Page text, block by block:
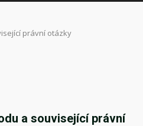
právní otázky
a související právní